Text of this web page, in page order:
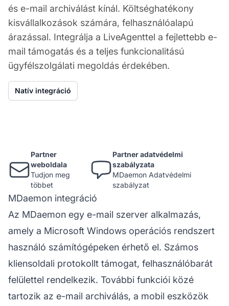
és e-mail archiválást kínál. Költséghatékony
kisvállalkozások számára, felhasználóalapú
árazással. Integrálja a LiveAgenttel a fejlettebb e-
mail támogatás és a teljes funkcionalitású
ügyfélszolgálati megoldás érdekében.
Natív integráció
Partner
weboldala
Tudjon meg
többet
Partner adatvédelmi
szabályzata
MDaemon Adatvédelmi
szabályzat
MDaemon integráció
Az MDaemon egy e-mail szerver alkalmazás,
amely a Microsoft Windows operációs rendszert
használó számítógépeken érhető el. Számos
kliensoldali protokollt támogat, felhasználóbarát
felülettel rendelkezik. További funkciói közé
tartozik az e-mail archiválás, a mobil eszközök